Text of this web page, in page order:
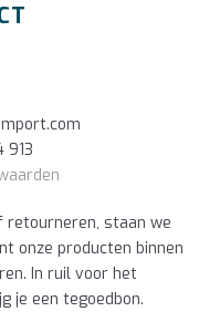
913
staan we
onze producten binnen
In ruil voor het
je een tegoedbon.